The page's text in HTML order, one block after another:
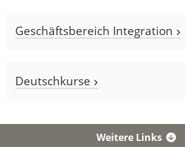
Geschäftsbereich Integration
Deutschkurse
Weitere Links